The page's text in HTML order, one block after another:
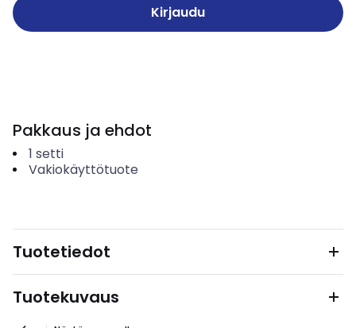
Kirjaudu
Pakkaus ja ehdot
1 setti
Vakiokäyttötuote
Tuotetiedot
Tuotekuvaus